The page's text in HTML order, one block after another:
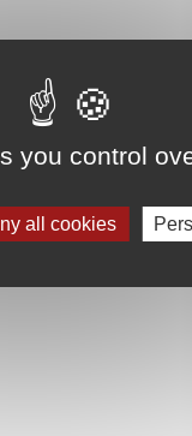
you control
all cookies